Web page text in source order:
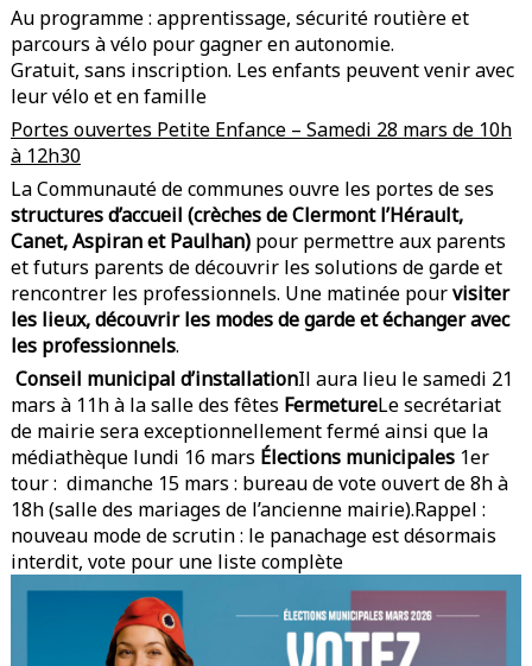
Au programme : apprentissage, sécurité routière et
parcours à vélo pour gagner en autonomie.
Gratuit, sans inscription. Les enfants peuvent venir avec
leur vélo et en famille
Portes ouvertes Petite Enfance – Samedi 28 mars de 10h
à 12h30
La Communauté de communes ouvre les portes de ses
structures d’accueil (crèches de Clermont l’Hérault,
Canet, Aspiran et Paulhan) pour permettre aux parents
et futurs parents de découvrir les solutions de garde et
rencontrer les professionnels. Une matinée pourvisiter
les lieux, découvrir les modes de garde et échanger avec
les professionnels.
Conseil municipal d’installationIl aura lieu le samedi 21
mars à 11h à la salle des fêtes FermetureLe secrétariat
de mairie sera exceptionnellement fermé ainsi que la
médiathèque lundi 16 mars Élections municipales1er
tour : dimanche 15 mars : bureau de vote ouvert de 8h à
18h (salle des mariages de l’ancienne mairie).Rappel :
nouveau mode de scrutin : le panachage est désormais
interdit, vote pour une liste complète